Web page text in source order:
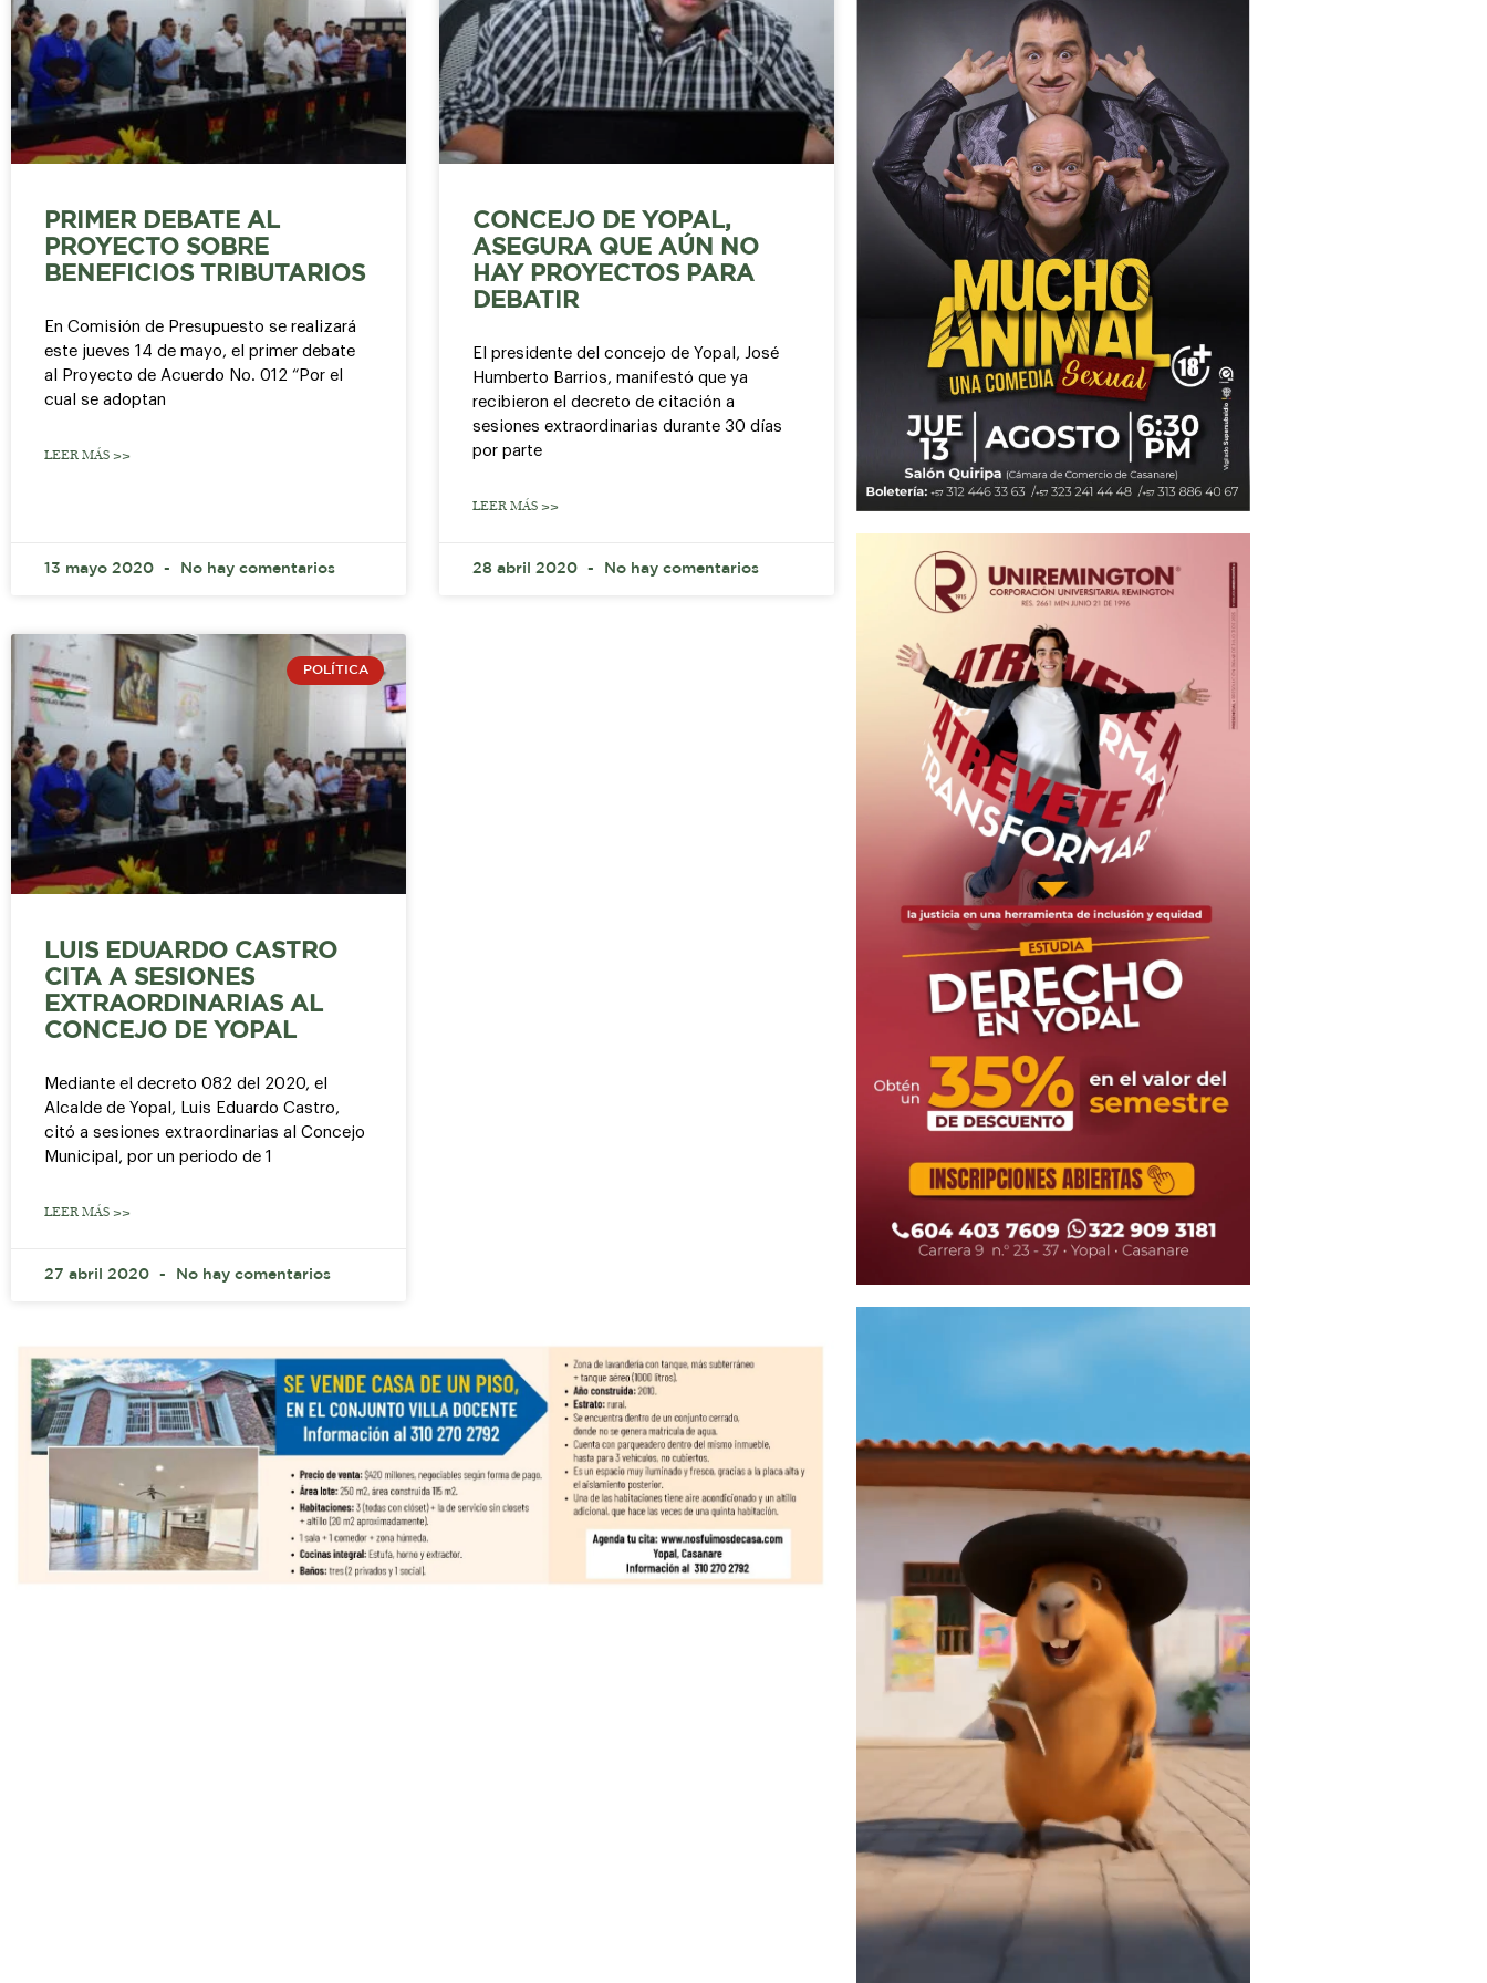
PRIMER DEBATE AL
PROYECTO SOBRE
BENEFICIOS TRIBUTARIOS
En Comisión de Presupuesto se realizará
este jueves 14 de mayo, el primer debate
al Proyecto de Acuerdo No. 012 “Por el
cual se adoptan
LEER MÁS >>
13 mayo 2020 No hay comentarios
CONCEJO DE YOPAL,
ASEGURA QUE AÚN NO
HAY PROYECTOS PARA
DEBATIR
El presidente del concejo de Yopal, José
Humberto Barrios, manifestó que ya
recibieron el decreto de citación a
sesiones extraordinarias durante 30 días
por parte
LEER MÁS >>
28 abril 2020 No hay comentarios
POLÍTICA
LUIS EDUARDO CASTRO
CITA A SESIONES
EXTRAORDINARIAS AL
CONCEJO DE YOPAL
Mediante el decreto 082 del 2020, el
Alcalde de Yopal, Luis Eduardo Castro,
citó a sesiones extraordinarias al Concejo
Municipal, por un periodo de 1
LEER MÁS >>
27 abril 2020 No hay comentarios